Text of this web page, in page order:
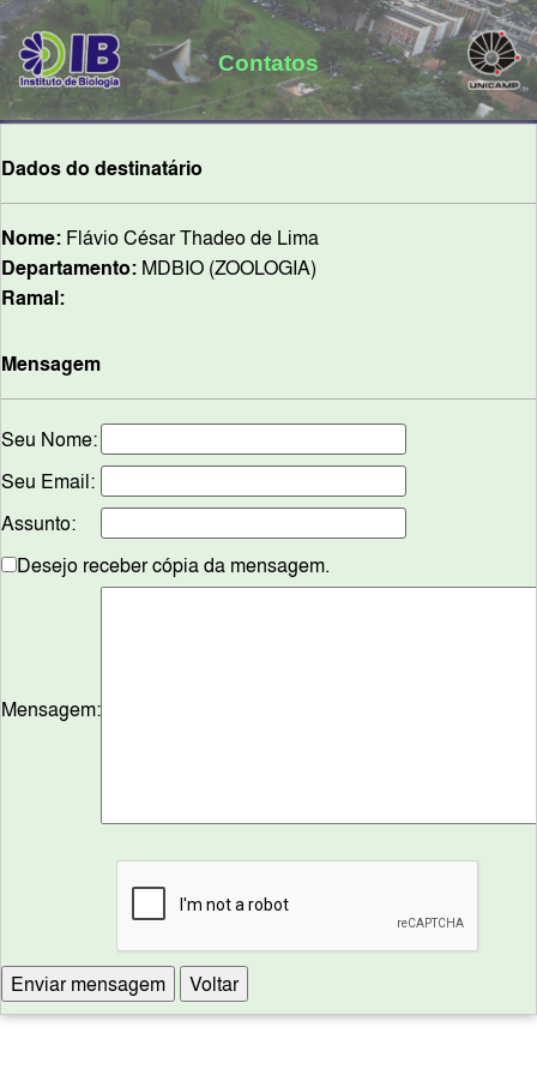
Contatos
Dados do destinatário
Nome: Flávio César Thadeo de Lima
Departamento: MDBIO (ZOOLOGIA)
Ramal:
Mensagem
Seu Nome:
Seu Email:
Assunto:
Desejo receber cópia da mensagem.
Mensagem: